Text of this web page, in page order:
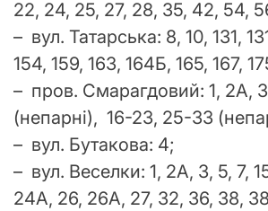
22, 24, 25, 27, 28, 35, 42, 54,
– вул. Татарська: 8, 10, 131,
154, 159, 163, 164Б, 165, 167,
– пров. Смарагдовий: 1, 2А,
(непарні), 16-23, 25-33
– вул. Бутакова: 4;
– вул. Веселки: 1, 2А, 3, 5, 7,
24А, 26, 26А, 27, 32, 36, 38,